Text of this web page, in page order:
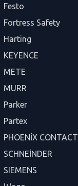
Festo
Fortress Safety
Harting
KEYENCE
METE
MURR
Parker
Partex
PHOENİX CONTACT
SCHNEİNDER
SIEMENS